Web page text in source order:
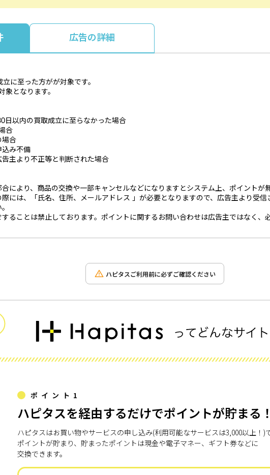
広告の詳細
に至った方がが対象です。
象となります。
日以内の買取成立に至らなかった場合
合
場合
込み不備
告主より不正等と判断された場合
合により、商品の交換や一部キャンセルなどになりますとシステム上、ポイントが
際には、「氏名、住所、メールアドレス 」が必要となりますので、広告主より受
することは禁止しております。ポイントに関するお問い合わせは広告主ではなく、
ハピタスご利用前に必ずご確認ください
ポイント1
ハピタスを経由するだけでポイントが貯まる
ハピタスはお買い物やサービスの申し込み(利用可能なサービスは3,000以上！)
ポイントが貯まり、貯まったポイントは現金や電子マネー、ギフト券などに
交換できます。